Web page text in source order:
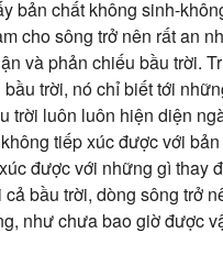
bản chất không sinh-
cho sông trở nên rất an
và phản chiếu bầu trời.
trời, nó chỉ biết tới
trời luôn luôn hiện diện
tiếp xúc được với
được với những gì thay
bầu trời, dòng sông trở
như chưa bao giờ được